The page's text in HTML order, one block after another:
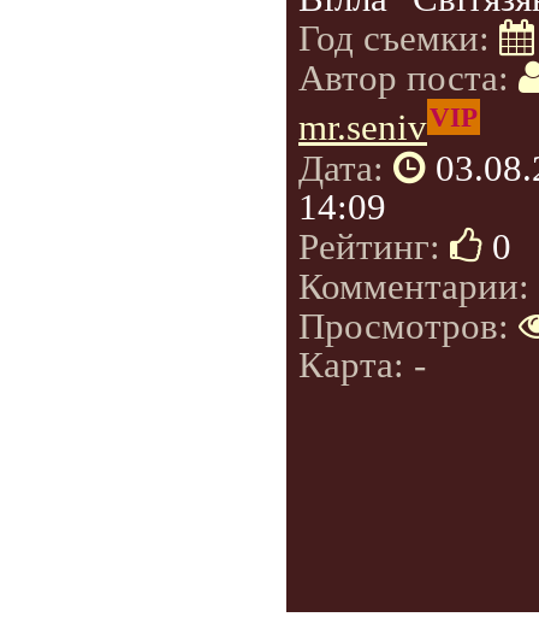
Год съемки:
Автор поста:
mr.senivVIP
Дата:
14:09
Рейтинг:
0
Комментарии:
Просмотров:
Карта: -